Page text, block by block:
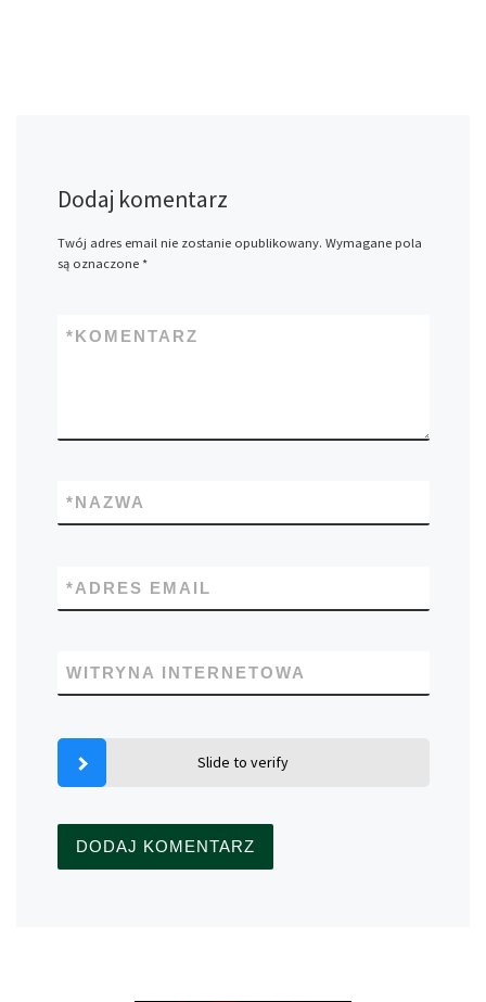
Dodaj komentarz
Twój adres email nie zostanie opublikowany. Wymagane pola
są oznaczone *
KOMENTARZ
*
NAZWA
*
ADRES EMAIL
*
WITRYNA INTERNETOWA
Slide to verify